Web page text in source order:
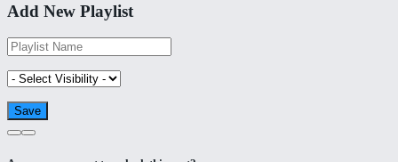
Add New Playlist